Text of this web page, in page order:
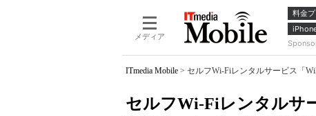
メディア
料金
ITmedia Mobile > セルフWi-Fiレンタルサービス「
セルフWi-Fiレンタルサ